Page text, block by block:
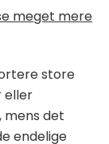
meget mere
store
eller
mens det
endelige